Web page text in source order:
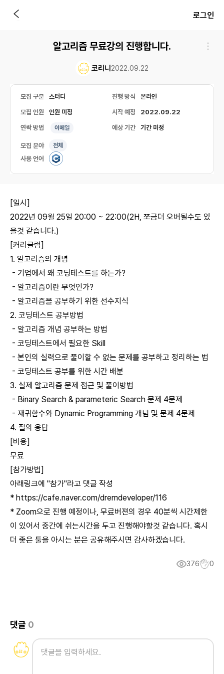
로그인
알고리즘 무료강의 진행합니다.
코리니 2022.09.22
모집 구분 스터디 진행 방식 온라인
모집 인원 인원 미정 시작 예정 2022.09.22
연락 방법 이메일 예상 기간 기간 미정
모집 분야 전체
사용 언어
[일시]
2022년 09월 25일 20:00 ~ 22:00(2H, 쪼금더 오버될수도 있
을것 같습니다.)
[커리큘럼]
1. 알고리즘의 개념
- 기업에서 왜 코딩테스트를 하는가?
- 알고리즘이란 무엇인가?
- 알고리즘을 공부하기 위한 선수지식
2. 코딩테스트 공부방법
- 알고리즘 개념 공부하는 방법
- 코딩테스트에서 필요한 Skill
- 본인의 실력으로 풀이할 수 없는 문제를 공부하고 정리하는 법
- 코딩테스트 공부를 위한 시간 배분
3. 실제 알고리즘 문제 접근 및 풀이방법
- Binary Search & parameteric Search 문제 4문제
- 재귀함수와 Dynamic Programming 개념 및 문제 4문제
4. 질의 응답
[비용]
무료
[참가방법]
아래링크에 "참가"라고 댓글 작성
* https://cafe.naver.com/dremdeveloper/116
* Zoom으로 진행 예정이나, 무료버젼의 경우 40분씩 시간제한
이 있어서 중간에 쉬는시간을 두고 진행해야할것 같습니다. 혹시
더 좋은 툴을 아시는 분은 공유해주시면 감사하겠습니다.
376 0
댓글 0